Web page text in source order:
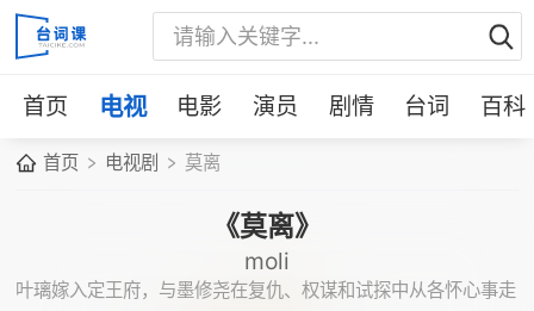
首页 电视 电影 演员 剧情 台词 百科
首页 电视剧 莫离
《莫离》
moli
叶璃嫁入定王府，与墨修尧在复仇、权谋和试探中从各怀心事走